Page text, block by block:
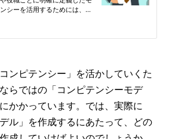
ンピテンシー」を活かしていくた
らではの「コンピテンシーモデ
かかっています。では、実際に
ル」を作成するにあたって、どの